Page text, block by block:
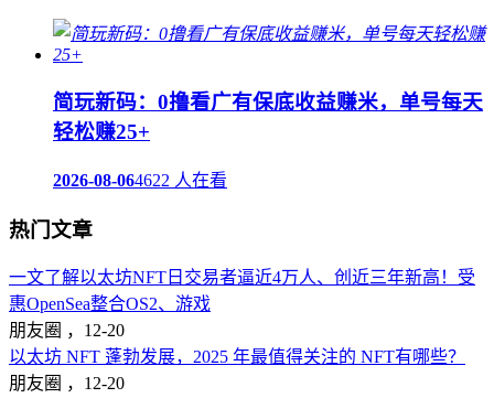
简玩新码：0撸看广有保底收益赚米，单号每天
轻松赚25+
2026-08-064622 人在看
热门文章
一文了解以太坊NFT日交易者逼近4万人、创近三年新高！受
惠OpenSea整合OS2、游戏
朋友圈 ， 12-20
以太坊 NFT 蓬勃发展，2025 年最值得关注的 NFT有哪些？
朋友圈 ， 12-20